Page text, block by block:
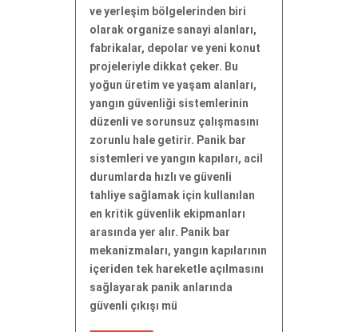
ve yerleşim bölgelerinden biri
olarak organize sanayi alanları,
fabrikalar, depolar ve yeni konut
projeleriyle dikkat çeker. Bu
yoğun üretim ve yaşam alanları,
yangın güvenliği sistemlerinin
düzenli ve sorunsuz çalışmasını
zorunlu hale getirir. Panik bar
sistemleri ve yangın kapıları, acil
durumlarda hızlı ve güvenli
tahliye sağlamak için kullanılan
en kritik güvenlik ekipmanları
arasında yer alır. Panik bar
mekanizmaları, yangın kapılarının
içeriden tek hareketle açılmasını
sağlayarak panik anlarında
güvenli çıkışı mü